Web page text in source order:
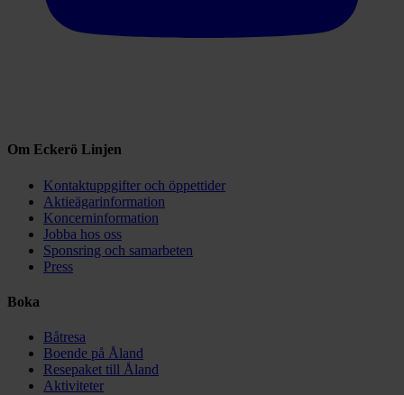
Om Eckerö Linjen
Kontaktuppgifter och öppettider
Aktieägarinformation
Koncerninformation
Jobba hos oss
Sponsring och samarbeten
Press
Boka
Båtresa
Boende på Åland
Resepaket till Åland
Aktiviteter